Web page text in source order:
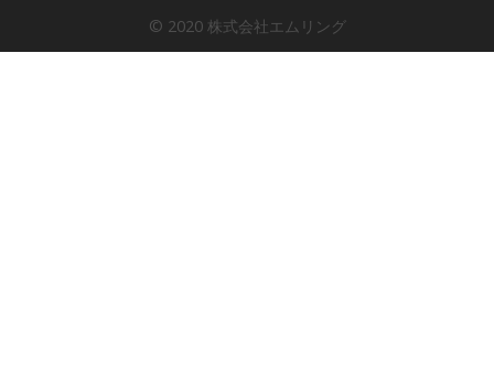
© 2020 株式会社エムリング